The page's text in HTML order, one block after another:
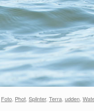
Foto, Phot, Splinter, Terra, udden,